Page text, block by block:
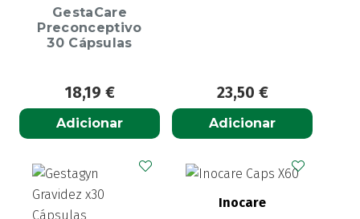
GestaCare
Preconceptivo
30 Cápsulas
18,19 €
Adicionar
23,50 €
Adicionar
Inocare